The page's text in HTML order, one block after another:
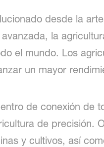
desde la
la
el mundo. Los
un mayor
de conexión de
de precisión.
y cultivos, así